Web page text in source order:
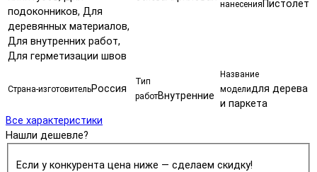
подоконников, Для
деревянных материалов,
Для внутренних работ,
Для герметизации швов
нанесения Пистолет
Страна-изготовительРоссия
Тип
работВнутренние
Название
моделидля дерева
и паркета
Все характеристики
Нашли дешевле?
Если у конкурента цена ниже — сделаем скидку!